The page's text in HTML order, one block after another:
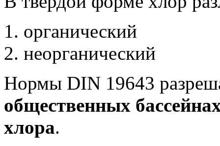
органический
неорганический
Нормы DIN 19643
общественных
хлора.